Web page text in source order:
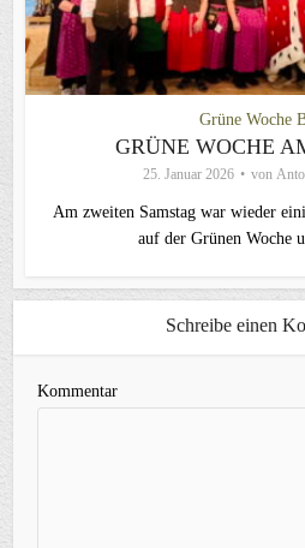
Grüne Woche
GRÜNE WOCHE
25. Januar 2026 von
Am zweiten Samstag war wieder
auf der Grünen Woche
Schreibe einen
Kommentar